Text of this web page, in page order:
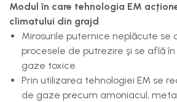
Modul în care tehnologia EM
climatului din grajd
Mirosurile puternice neplăcute se
procesele de putrezire şi se află
gaze toxice.
Prin utilizarea tehnologiei EM se
de gaze precum amoniacul,